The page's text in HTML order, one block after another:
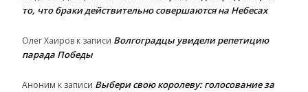
то, что браки действительно совершаются на Небесах
Олег Хаиров к записи Волгоградцы увидели репетицию
парада Победы
Аноним к записи Выбери свою королеву: голосование за